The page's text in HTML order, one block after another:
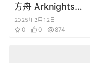
方舟 Arknights
Official Artworks
Vol.2
2025年2月12日
0
0 874